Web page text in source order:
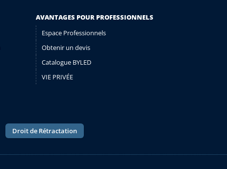
AVANTAGES POUR PROFESSIONNELS
Espace Professionnels
Obtenir un devis
Catalogue BYLED
VIE PRIVÉE
Droit de Rétractation